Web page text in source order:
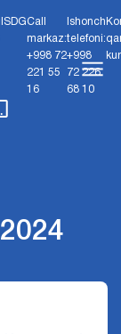
SDGCall
markaz:
+998 72
221 55
16
Ishonch
telefoni:
+998
72 226
68 10